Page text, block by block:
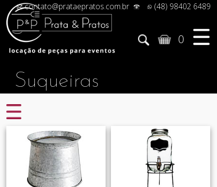
contato@prataepratos.com.br (48) 98402 6489
0
Suqueiras